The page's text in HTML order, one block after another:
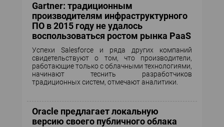
Gartner: традиционным
производителям инфраструктурного
ПО в 2015 году не удалось
воспользоваться ростом рынка PaaS
Успехи Salesforce и ряда других компаний
свидетельствуют о том, что производители,
работающие только с облачными технологиями,
начинают теснить разработчиков
традиционных систем, отмечают аналитики.
Oracle предлагает локальную
версию своего публичного облака